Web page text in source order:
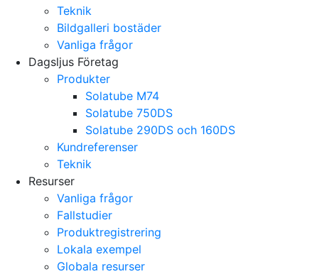
Teknik
Bildgalleri bostäder
Vanliga frågor
Dagsljus Företag
Produkter
Solatube M74
Solatube 750DS
Solatube 290DS och 160DS
Kundreferenser
Teknik
Resurser
Vanliga frågor
Fallstudier
Produktregistrering
Lokala exempel
Globala resurser